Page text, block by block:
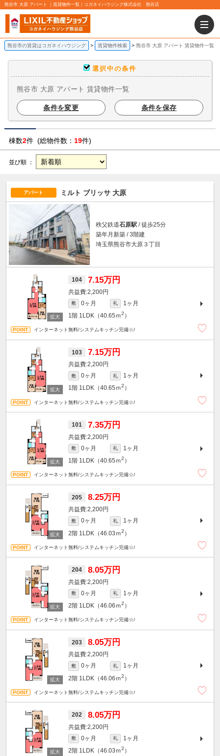
熊谷市 大原 アパート ｜賃貸物件一覧｜コガネイハウジング株式会社 熊谷店
熊谷市の賃貸はコガネイハウジング 賃貸物件検索 熊谷市 大原 アパート 賃貸物件一覧
選択中の条件
熊谷市 大原 アパート 賃貸物件一覧
条件を変更 条件を保存
棟数2件 (総物件数： 19件)
並び順 ：
アパート ミルト ブリッサ 大原
秩父鉄道石原駅 / 徒歩25分
築年月新築 / 3階建
埼玉県熊谷市大原３丁目
104 7.15万円
2,200円
敷 0ヶ月 礼
1ヶ月
1階 1LDK（40.65ｍ2 ）
インターネット無料/システムキッチン完備☆/
103 7.15万円
2,200円
敷 0ヶ月 礼
1ヶ月
1階 1LDK（40.65ｍ2 ）
インターネット無料/システムキッチン完備☆/
101 7.35万円
2,200円
敷 0ヶ月 礼
1ヶ月
1階 1LDK（40.65ｍ2 ）
インターネット無料/システムキッチン完備☆/
205 8.25万円
2,200円
敷 0ヶ月 礼
1ヶ月
2階 1LDK（46.03ｍ2 ）
インターネット無料/システムキッチン完備☆/
204 8.05万円
2,200円
敷 0ヶ月 礼
1ヶ月
2階 1LDK（46.06ｍ2 ）
インターネット無料/システムキッチン完備☆/
203 8.05万円
2,200円
敷 0ヶ月 礼
1ヶ月
2階 1LDK（46.06ｍ2 ）
インターネット無料/システムキッチン完備☆/
202 8.05万円
2,200円
敷 0ヶ月 礼
1ヶ月
2階 1LDK（46.03ｍ2 ）